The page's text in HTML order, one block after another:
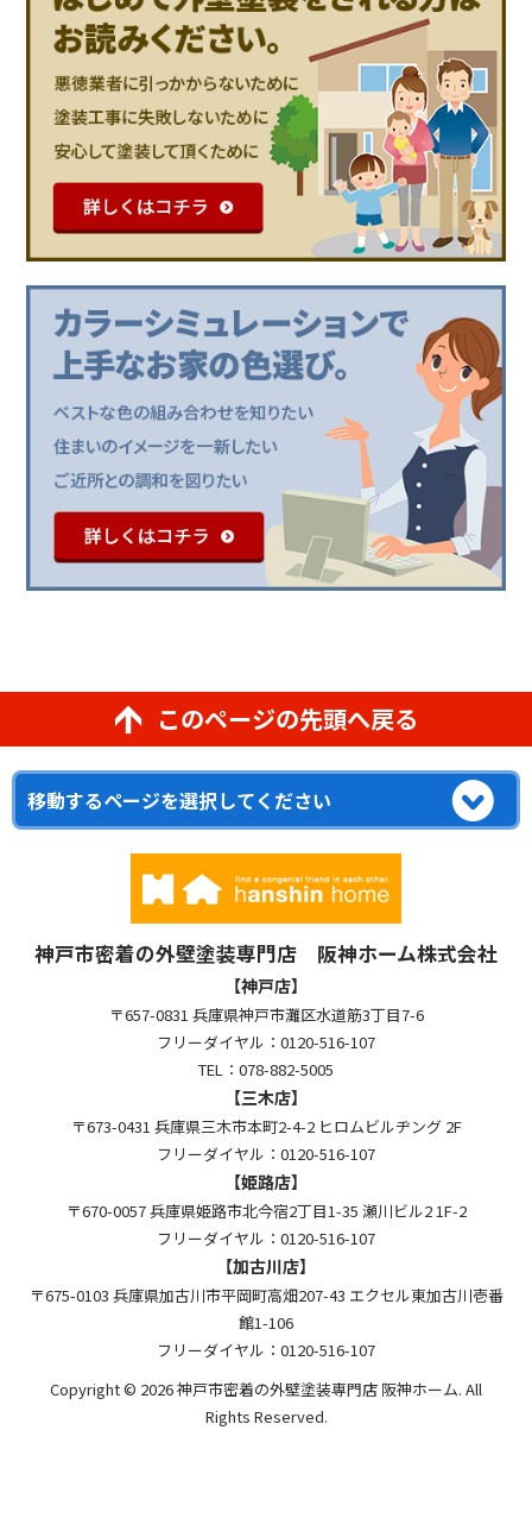
このページの先頭へ戻る
神戸市密着の外壁塗装専門店 阪神ホーム株式会社
【神戸店】
〒657-0831 兵庫県神戸市灘区水道筋3丁目7-6
フリーダイヤル：0120-516-107
TEL：078-882-5005
【三木店】
〒673-0431 兵庫県三木市本町2-4-2 ヒロムビルヂング 2F
フリーダイヤル：0120-516-107
【姫路店】
〒670-0057 兵庫県姫路市北今宿2丁目1-35 瀬川ビル2 1F-2
フリーダイヤル：0120-516-107
【加古川店】
〒675-0103 兵庫県加古川市平岡町高畑207-43 エクセル東加古川壱番
館1-106
フリーダイヤル：0120-516-107
Copyright © 2026 神戸市密着の外壁塗装専門店 阪神ホーム. All
Rights Reserved.